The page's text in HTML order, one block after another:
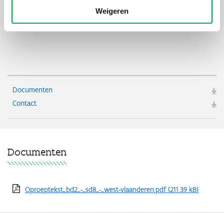
Weigeren
Het project dient aandacht te hebben voor de disseminatie van
de projectresultaten, waarbij deze kunnen worden uitgerold
naar andere poorten.
Documenten
Contact
Documenten
Oproeptekst_bd2_-_sd8_-_west-vlaanderen.pdf(211.39 kB)